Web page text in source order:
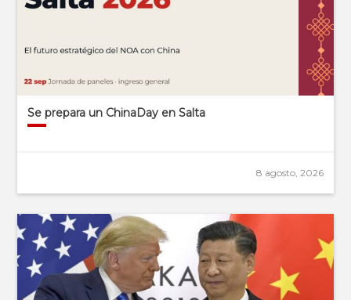
Se prepara un ChinaDay en Salta
8 agosto, 2026